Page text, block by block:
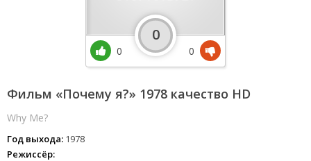
Фильм «Почему я?» 1978 качество HD
Why Me?
Год выхода: 1978
Режиссёр:
0
0
0